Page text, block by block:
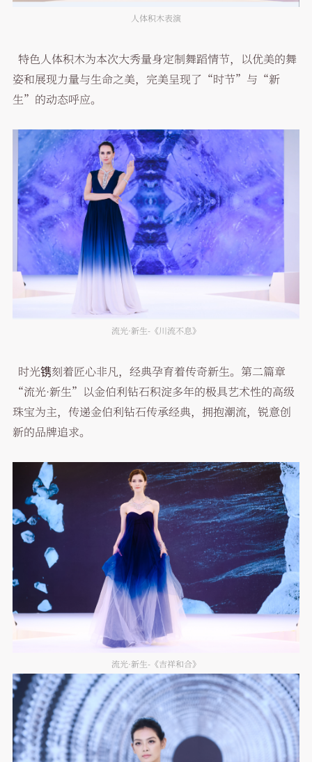
人体积木表演
特色人体积木为本次大秀量身定制舞蹈情节，以优美的舞
姿和展现力量与生命之美，完美呈现了“时节”与“新
生”的动态呼应。
流光·新生-《川流不息》
时光镌刻着匠心非凡，经典孕育着传奇新生。第二篇章
“流光·新生”以金伯利钻石积淀多年的极具艺术性的高级
珠宝为主，传递金伯利钻石传承经典，拥抱潮流，锐意创
新的品牌追求。
流光·新生-《吉祥和合》